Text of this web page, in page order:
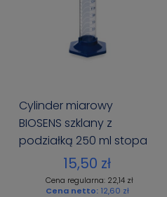
Cylinder miarowy
BIOSENS szklany z
podziałką 250 ml stopa
15,50 zł
Cena regularna: 22,14 zł
Cena netto: 12,60 zł